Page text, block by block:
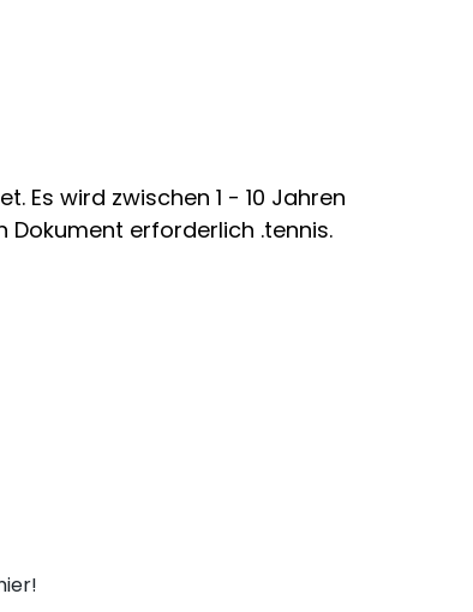
Es wird zwischen 1 - 10 Jahren
Dokument erforderlich .tennis.